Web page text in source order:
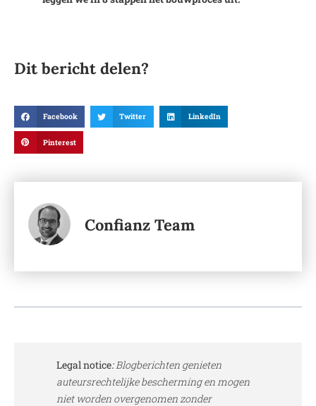
Dit bericht delen?
Facebook Twitter LinkedIn
Pinterest
Confianz Team
Legal notice:Blogberichten genieten
auteursrechtelijke bescherming en mogen
niet worden overgenomen zonder